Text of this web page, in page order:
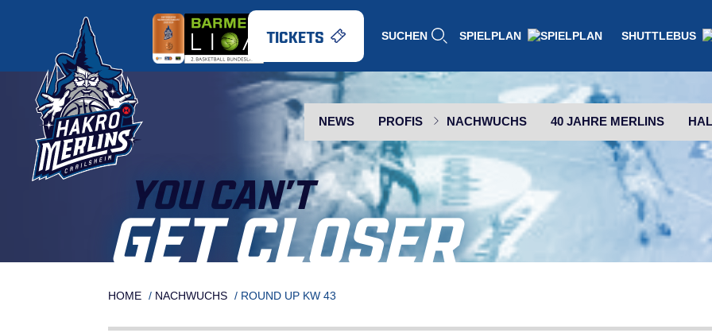
TICKETS SUCHEN SPIELPLAN SHUTTLEBUS
NEWS PROFIS NACHWUCHS 40 JAHRE MERLINS
YOU CAN’T
GET CLOSER
HOME / NACHWUCHS / ROUND UP KW 43